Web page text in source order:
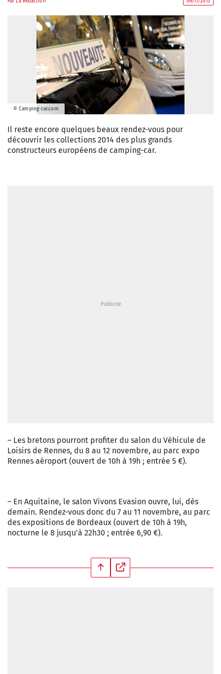
© Camping-car.com
Il reste encore quelques beaux rendez-vous pour
découvrir les collections 2014 des plus grands
constructeurs européens de camping-car.
– Les bretons pourront profiter du salon du Véhicule de
Loisirs de Rennes, du 8 au 12 novembre, au parc expo
Rennes aéroport (ouvert de 10h à 19h ; entrée 5 €).
– En Aquitaine, le salon Vivons Evasion ouvre, lui, dès
demain. Rendez-vous donc du 7 au 11 novembre, au parc
des expositions de Bordeaux (ouvert de 10h à 19h,
nocturne le 8 jusqu’à 22h30 ; entrée 6,90 €).